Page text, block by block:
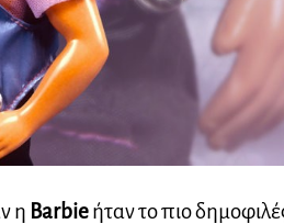
η Barbieήταν το πιο